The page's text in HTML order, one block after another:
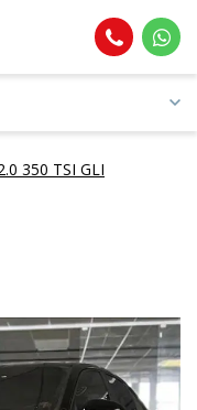
350 TSI GLI